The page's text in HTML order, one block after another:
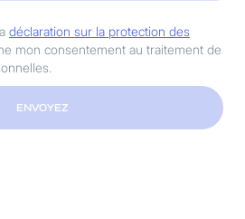
déclaration sur la protection des
mon consentement au traitement de
ENVOYEZ